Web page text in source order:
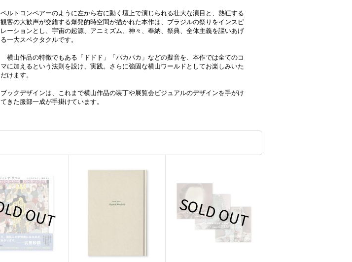
ベルトコンベアーのように左から右に動く壇上で演じられる壮大な演目と、熱狂する
観客の大歓声が交錯する爆発的時空間が描かれた本作は、ブラジルの祭りをインスピ
レーションとし、宇宙の起源、アニミズム、神々、奉納、祭典、全体主義を謳いあげ
る一大スペクタクルです。
横山作品の特徴でもある「ドドド」「パカパカ」などの擬音を、本作では全てのコ
マに加えるという法則を設け、実践。さらに強固な横山ワールドとしてお楽しみいた
だけます。
ブックデザインは、これまで横山作品の装丁や展覧会ビジュアルのデザインを手がけ
てきた服部一成が手掛けています。